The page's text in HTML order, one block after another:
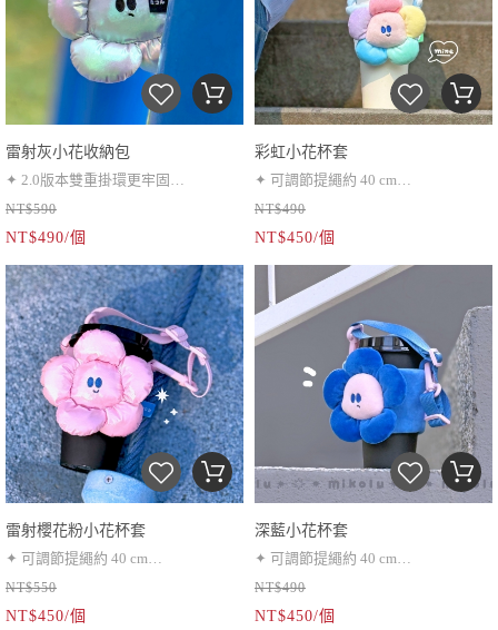
雷射灰小花收納包
✦ 2.0版本雙重掛環更牢固
✦ 耳機包、小零錢包
✦ 伸縮繩超靈活
NT$590
NT$490/個
彩虹小花杯套
✦ 可調節提繩約 40 cm
✦ 可水洗（O）
NT$490
NT$450/個
雷射櫻花粉小花杯套
✦ 可調節提繩約 40 cm
✦ 不建議水洗（Ｘ）可用水擦拭
（Ｏ）
NT$550
NT$450/個
深藍小花杯套
✦ 可調節提繩約 40 cm
✦ 可水洗（O）
NT$490
NT$450/個